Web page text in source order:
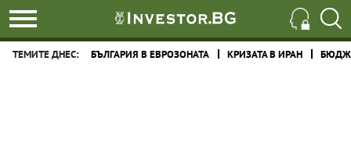
ТЕМИТЕ ДНЕС: БЪЛГАРИЯ В ЕВРОЗОНАТА КРИЗАТА В ИРАН